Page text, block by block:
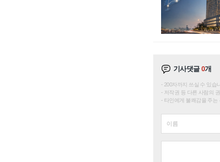
기사댓글0개
200자까지 쓰실 수 있습
저작권 등 다른 사람의
타인에게 불쾌감을 주는